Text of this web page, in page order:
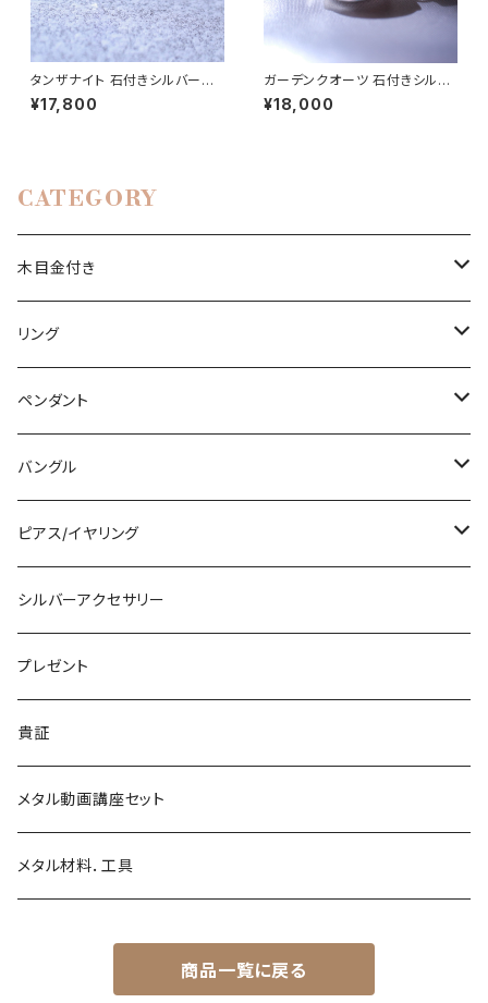
タンザナイト 石付きシルバーリ
ング | 石彩-木目金・高級シルバ
ーリング
¥17,800
ガーデンクオーツ 石付きシルバ
ーペンダント | 石彩-木目金・高
級シルバーリング
¥18,000
CATEGORY
木目金付き
リング
ペンダント
バングル
リング
石付きシルバーリング
槌目リング
プレーンリング
シルバーリング
木目金付リング
石付きリング
ペンダント
木目金付ペンダント
石付きペンダント
バングル
シルバーバングル
木目金付バングル
ピアス/イヤリング
シルバーピアス
シルバーイヤリング
シルバーイヤカフ
金継ぎ
シルバーアクセサリー
プレゼント
貴証
メタル動画講座セット
メタル材料．工具
商品一覧に戻る